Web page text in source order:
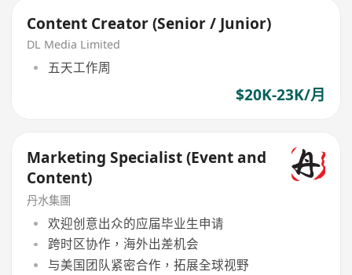
Content Creator (Senior / Junior)
DL Media Limited
五天工作周
$20K-23K/月
Marketing Specialist (Event and
Content)
丹水集團
欢迎创意出众的应届毕业生申请
跨时区协作，海外出差机会
与美国团队紧密合作，拓展全球视野